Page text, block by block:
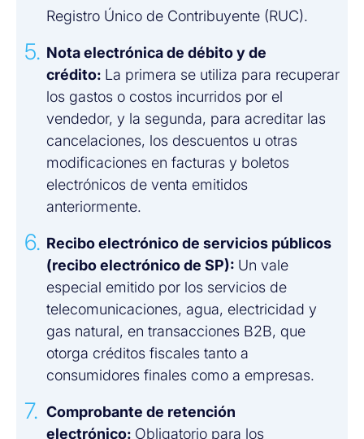
Registro Único de Contribuyente (RUC).
Nota electrónica de débito y de
crédito: La primera se utiliza para recuperar
los gastos o costos incurridos por el
vendedor, y la segunda, para acreditar las
cancelaciones, los descuentos u otras
modificaciones en facturas y boletos
electrónicos de venta emitidos
anteriormente.
Recibo electrónico de servicios públicos
(recibo electrónico de SP): Un vale
especial emitido por los servicios de
telecomunicaciones, agua, electricidad y
gas natural, en transacciones B2B, que
otorga créditos fiscales tanto a
consumidores finales como a empresas.
Comprobante de retención
electrónico: Obligatorio para los